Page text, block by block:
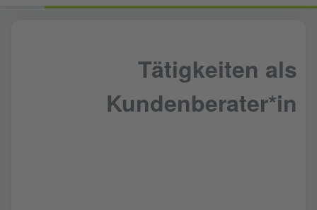
Tätigkeiten als
Kundenberater*in